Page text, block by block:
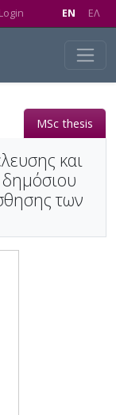
Login EN EΛ
MSc thesis
και
των